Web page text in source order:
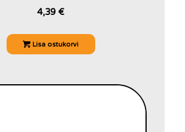
4,39€
Lisa ostukorvi